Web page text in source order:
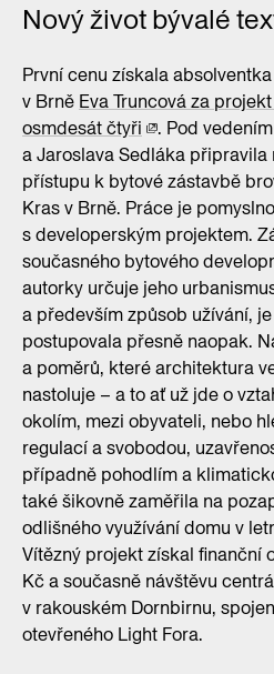
Nový život bývalé
První cenu získala
v Brně Eva Truncová za
osmdesát čtyři
. Pod
a Jaroslava Sedláka
přístupu k bytové zástavbě
Kras v Brně. Práce je
s developerským projektem.
současného bytového
autorky určuje jeho
a především způsob užívání,
postupovala přesně naopak.
a poměrů, které architektura
nastoluje – a to ať už jde o
okolím, mezi obyvateli, nebo
regulací a svobodou,
případně pohodlím a
také šikovně zaměřila na
odlišného využívání domu v
Vítězný projekt získal finanční
Kč a současně návštěvu
v rakouském Dornbirnu,
otevřeného Light Fora.